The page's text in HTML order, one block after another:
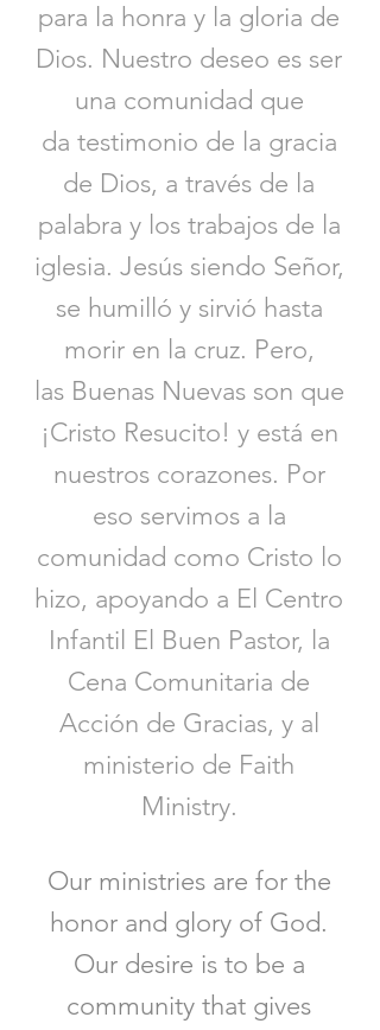
para la honra y la gloria de
Dios. Nuestro deseo es ser
una comunidad que
da testimonio de la gracia
de Dios, a través de la
palabra y los trabajos de la
iglesia. Jesús siendo Señor,
se humilló y sirvió hasta
morir en la cruz. Pero,
las Buenas Nuevas son que
¡Cristo Resucito! y está en
nuestros corazones. Por
eso servimos a la
comunidad como Cristo lo
hizo, apoyando a El Centro
Infantil El Buen Pastor, la
Cena Comunitaria de
Acción de Gracias, y al
ministerio de Faith
Ministry.
Our ministries are for the
honor and glory of God.
Our desire is to be a
community that gives